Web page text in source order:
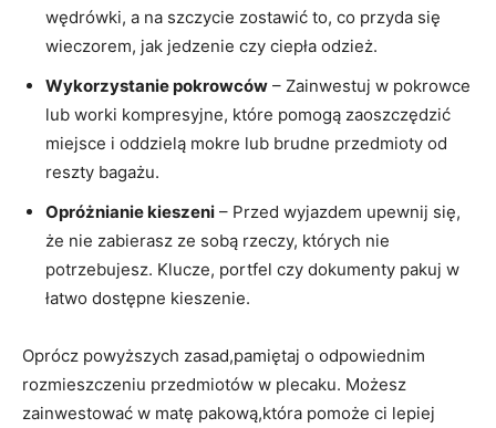
wędrówki, a na szczycie zostawić to, co przyda się
wieczorem, jak jedzenie czy ciepła odzież.
Wykorzystanie pokrowców – Zainwestuj w pokrowce
lub⁣ worki kompresyjne, które pomogą zaoszczędzić
miejsce i oddzielą‍ mokre lub brudne przedmioty od
‌reszty bagażu.
Opróżnianie kieszeni – Przed ‌wyjazdem upewnij się,
że nie zabierasz ze sobą rzeczy, których nie
potrzebujesz. Klucze, portfel czy dokumenty pakuj ⁤w
łatwo dostępne kieszenie.
Oprócz powyższych zasad,pamiętaj o odpowiednim
rozmieszczeniu przedmiotów w plecaku.‌ Możesz
zainwestować w matę pakową,która ‌pomoże ci lepiej